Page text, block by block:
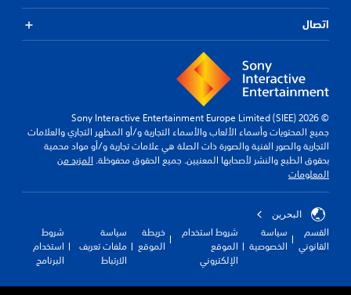
اتصال
© 2026 Sony Interactive Entertainment Europe Limited (SIEE)
جميع المحتويات وأسماء الألعاب والأسماء التجارية و/أو المظهر التجاري والعلامات
التجارية والصور الفنية والصورة ذات الصلة هي علامات تجارية و/أو مواد محمية
بحقوق الطبع والنشر لأصحابها المعنيين. جميع الحقوق محفوظة. المزيد من
المعلومات
البحرين
القسم
القانوني
سياسة
الخصوصية
شروط استخدام
الموقع
الإلكتروني
خريطة
الموقع
سياسة
ملفات تعريف
الارتباط
شروط
استخدام
البرنامج